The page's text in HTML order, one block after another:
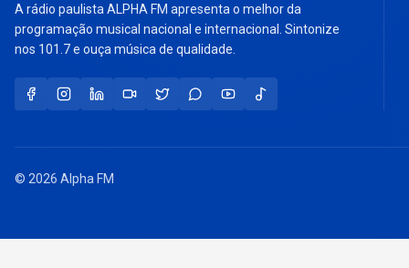
A rádio paulista ALPHA FM apresenta o melhor da
programação musical nacional e internacional. Sintonize
nos 101.7 e ouça música de qualidade.
© 2026 Alpha FM